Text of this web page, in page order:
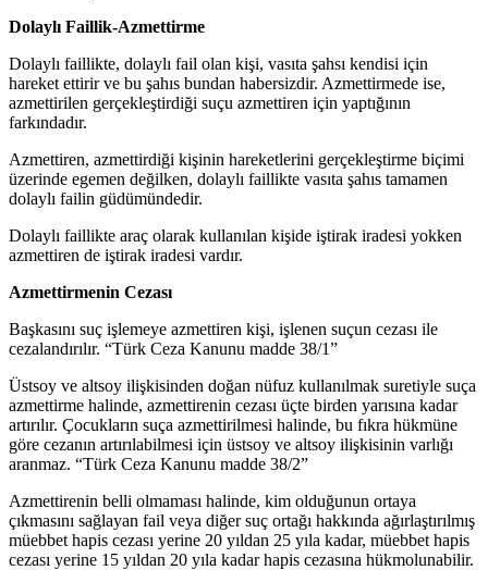
Dolaylı Faillik-Azmettirme
Dolaylı faillikte, dolaylı fail olan kişi, vasıta şahsı kendisi için
hareket ettirir ve bu şahıs bundan habersizdir. Azmettirmede ise,
azmettirilen gerçekleştirdiği suçu azmettiren için yaptığının
farkındadır.
Azmettiren, azmettirdiği kişinin hareketlerini gerçekleştirme biçimi
üzerinde egemen değilken, dolaylı faillikte vasıta şahıs tamamen
dolaylı failin güdümündedir.
Dolaylı faillikte araç olarak kullanılan kişide iştirak iradesi yokken
azmettiren de iştirak iradesi vardır.
Azmettirmenin Cezası
Başkasını suç işlemeye azmettiren kişi, işlenen suçun cezası ile
cezalandırılır. “Türk Ceza Kanunu madde 38/1”
Üstsoy ve altsoy ilişkisinden doğan nüfuz kullanılmak suretiyle suça
azmettirme halinde, azmettirenin cezası üçte birden yarısına kadar
artırılır. Çocukların suça azmettirilmesi halinde, bu fıkra hükmüne
göre cezanın artırılabilmesi için üstsoy ve altsoy ilişkisinin varlığı
aranmaz. “Türk Ceza Kanunu madde 38/2”
Azmettirenin belli olmaması halinde, kim olduğunun ortaya
çıkmasını sağlayan fail veya diğer suç ortağı hakkında ağırlaştırılmış
müebbet hapis cezası yerine 20 yıldan 25 yıla kadar, müebbet hapis
cezası yerine 15 yıldan 20 yıla kadar hapis cezasına hükmolunabilir.